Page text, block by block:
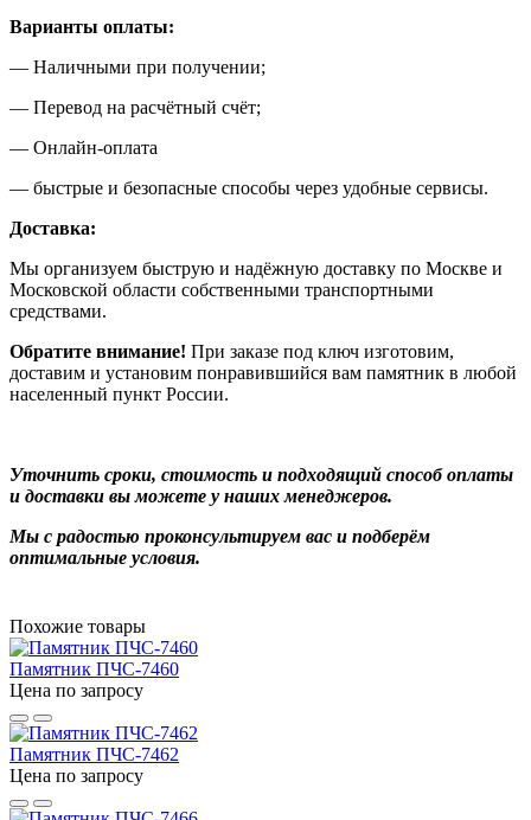
Варианты оплаты:
— Наличными при получении;
— Перевод на расчётный счёт;
— Онлайн-оплата
— быстрые и безопасные способы через удобные сервисы.
Доставка:
Мы организуем быструю и надёжную доставку по Москве и
Московской области собственными транспортными
средствами.
Обратите внимание! При заказе под ключ изготовим,
доставим и установим понравившийся вам памятник в любой
населенный пункт России.
Уточнить сроки, стоимость и подходящий способ оплаты
и доставки вы можете у наших менеджеров.
Мы с радостью проконсультируем вас и подберём
оптимальные условия.
Похожие товары
Памятник ПЧС-7460
Цена по запросу
Памятник ПЧС-7462
Цена по запросу